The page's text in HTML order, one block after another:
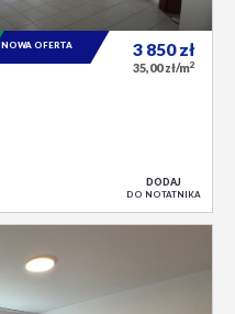
3 850zł
35,00 zł/m2
NOWA OFERTA
DODAJ
DO NOTATNIKA